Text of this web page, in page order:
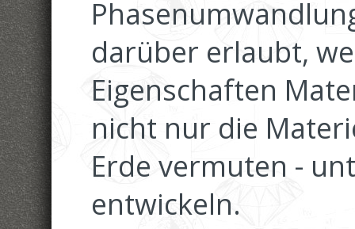
darüber erlaubt,
Eigenschaften
nicht nur die
Erde vermuten -
entwickeln.